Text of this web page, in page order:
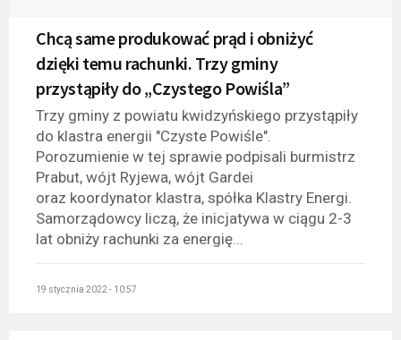
Chcą same produkować prąd i obniżyć
dzięki temu rachunki. Trzy gminy
przystąpiły do „Czystego Powiśla”
Trzy gminy z powiatu kwidzyńskiego przystąpiły
do klastra energii "Czyste Powiśle".
Porozumienie w tej sprawie podpisali burmistrz
Prabut, wójt Ryjewa, wójt Gardei
oraz koordynator klastra, spółka Klastry Energi.
Samorządowcy liczą, że inicjatywa w ciągu 2-3
lat obniży rachunki za energię...
19 stycznia 2022 - 10:57